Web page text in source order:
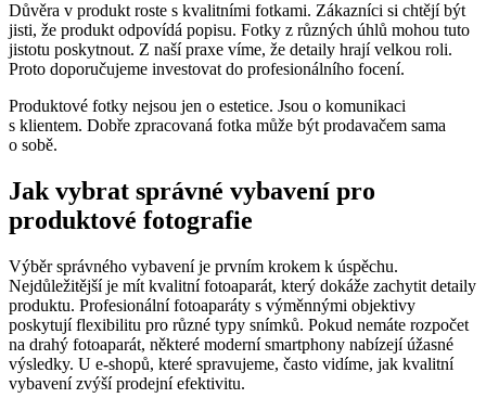
Důvěra v produkt roste s kvalitními fotkami. Zákazníci si chtějí být
jisti, že produkt odpovídá popisu. Fotky z různých úhlů mohou tuto
jistotu poskytnout. Z naší praxe víme, že detaily hrají velkou roli.
Proto doporučujeme investovat do profesionálního focení.
Produktové fotky nejsou jen o estetice. Jsou o komunikaci
s klientem. Dobře zpracovaná fotka může být prodavačem sama
o sobě.
Jak vybrat správné vybavení pro
produktové fotografie
Výběr správného vybavení je prvním krokem k úspěchu.
Nejdůležitější je mít kvalitní fotoaparát, který dokáže zachytit detaily
produktu. Profesionální fotoaparáty s výměnnými objektivy
poskytují flexibilitu pro různé typy snímků. Pokud nemáte rozpočet
na drahý fotoaparát, některé moderní smartphony nabízejí úžasné
výsledky. U e-shopů, které spravujeme, často vidíme, jak kvalitní
vybavení zvýší prodejní efektivitu.